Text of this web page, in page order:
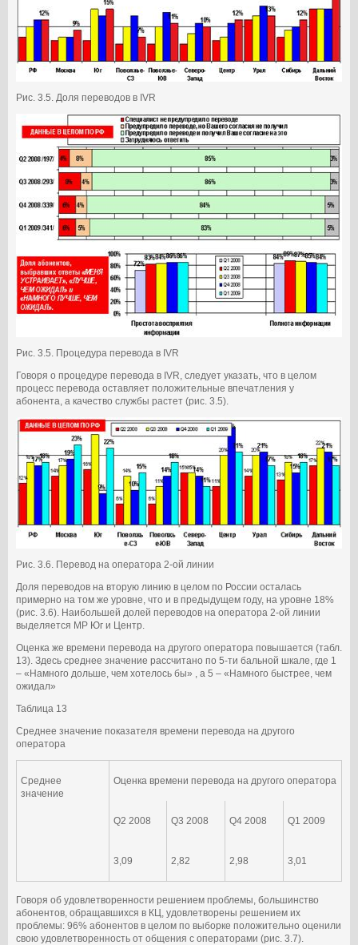
Рис. 3.5. Доля переводов в IVR
Рис. 3.5. Процедура перевода в IVR
Говоря о процедуре перевода в IVR, следует указать, что в целом
процесс перевода оставляет положительные впечатления у
абонента, а качество службы растет (рис. 3.5).
Рис. 3.6. Перевод на оператора 2-ой линии
Доля переводов на вторую линию в целом по России осталась
примерно на том же уровне, что и в предыдущем году, на уровне 18%
(рис. 3.6). Наибольшей долей переводов на оператора 2-ой линии
выделяется МР Юг и Центр.
Оценка же времени перевода на другого оператора повышается (табл.
13). Здесь среднее значение рассчитано по 5-ти бальной шкале, где 1
– «Намного дольше, чем хотелось бы» , а 5 – «Намного быстрее, чем
ожидал»
Таблица 13
Среднее значение показателя времени перевода на другого
оператора
Среднее
значение
Оценка времени перевода на другого оператора
Q2 2008 Q3 2008 Q4 2008 Q1 2009
3,09 2,82 2,98 3,01
Говоря об удовлетворенности решением проблемы, большинство
абонентов, обращавшихся в КЦ, удовлетворены решением их
проблемы: 96% абонентов в целом по выборке положительно оценили
свою удовлетворенность от общения с операторами (рис. 3.7).